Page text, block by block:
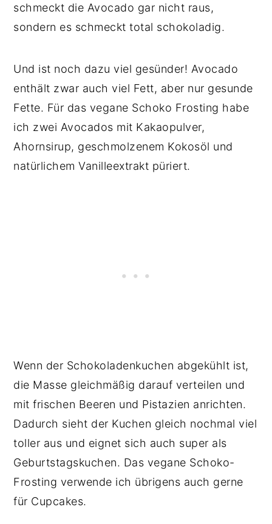
schmeckt die Avocado gar nicht raus,
sondern es schmeckt total schokoladig.
Und ist noch dazu viel gesünder! Avocado
enthält zwar auch viel Fett, aber nur gesunde
Fette. Für das vegane Schoko Frosting habe
ich zwei Avocados mit Kakaopulver,
Ahornsirup, geschmolzenem Kokosöl und
natürlichem Vanilleextrakt püriert.
Wenn der Schokoladenkuchen abgekühlt ist,
die Masse gleichmäßig darauf verteilen und
mit frischen Beeren und Pistazien anrichten.
Dadurch sieht der Kuchen gleich nochmal viel
toller aus und eignet sich auch super als
Geburtstagskuchen. Das vegane Schoko-
Frosting verwende ich übrigens auch gerne
für Cupcakes.